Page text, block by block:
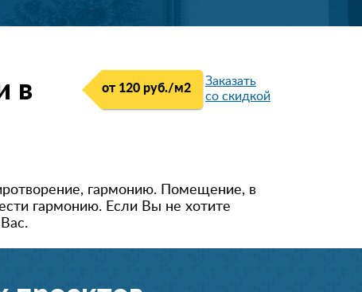
от 120 руб./м2
Заказать
со скидкой
в
гармонию. Помещение, в
гармонию. Если Вы не хотите